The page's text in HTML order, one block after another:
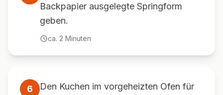
Backpapier ausgelegte Springform
geben.
ca. 2 Minuten
6
Den Kuchen im vorgeheizten Ofen für